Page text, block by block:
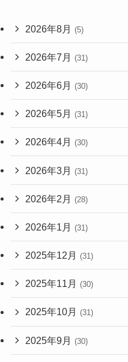
2026年8月 (5)
2026年7月 (31)
2026年6月 (30)
2026年5月 (31)
2026年4月 (30)
2026年3月 (31)
2026年2月 (28)
2026年1月 (31)
2025年12月 (31)
2025年11月 (30)
2025年10月 (31)
2025年9月 (30)